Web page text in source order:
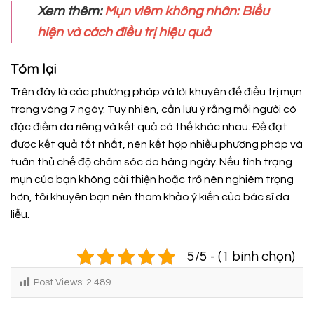
Xem thêm:Mụn viêm không nhân: Biểu
hiện và cách điều trị hiệu quả
Tóm lại
Trên đây là các phương pháp và lời khuyên để điều trị mụn
trong vòng 7 ngày. Tuy nhiên, cần lưu ý rằng mỗi người có
đặc điểm da riêng và kết quả có thể khác nhau. Để đạt
được kết quả tốt nhất, nên kết hợp nhiều phương pháp và
tuân thủ chế độ chăm sóc da hàng ngày. Nếu tình trạng
mụn của bạn không cải thiện hoặc trở nên nghiêm trọng
hơn, tôi khuyên bạn nên tham khảo ý kiến của bác sĩ da
liễu.
5/5 - (1 bình chọn)
Post Views: 2.489